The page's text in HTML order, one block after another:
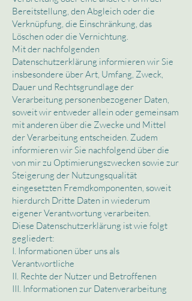
Bereitstellung, den Abgleich oder die
Verknüpfung, die Einschränkung, das
Löschen oder die Vernichtung.
Mit der nachfolgenden
Datenschutzerklärung informieren wir Sie
insbesondere über Art, Umfang, Zweck,
Dauer und Rechtsgrundlage der
Verarbeitung personenbezogener Daten,
soweit wir entweder allein oder gemeinsam
mit anderen über die Zwecke und Mittel
der Verarbeitung entscheiden. Zudem
informieren wir Sie nachfolgend über die
von mir zu Optimierungszwecken sowie zur
Steigerung der Nutzungsqualität
eingesetzten Fremdkomponenten, soweit
hierdurch Dritte Daten in wiederum
eigener Verantwortung verarbeiten.
Diese Datenschutzerklärung ist wie folgt
gegliedert:
I. Informationen über uns als
Verantwortliche
II. Rechte der Nutzer und Betroffenen
III. Informationen zur Datenverarbeitung